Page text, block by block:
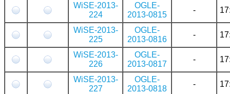
WiSE-2013-
224
OGLE-
2013-0815
-
WiSE-2013-
225
OGLE-
2013-0816
-
WiSE-2013-
226
OGLE-
2013-0817
-
WiSE-2013-
227
OGLE-
2013-0818
-